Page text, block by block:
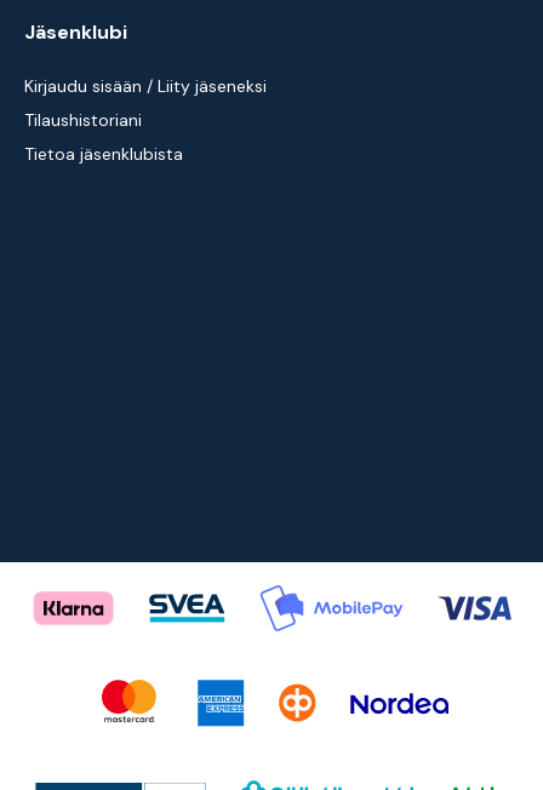
Jäsenklubi
Kirjaudu sisään / Liity jäseneksi
Tilaushistoriani
Tietoa jäsenklubista